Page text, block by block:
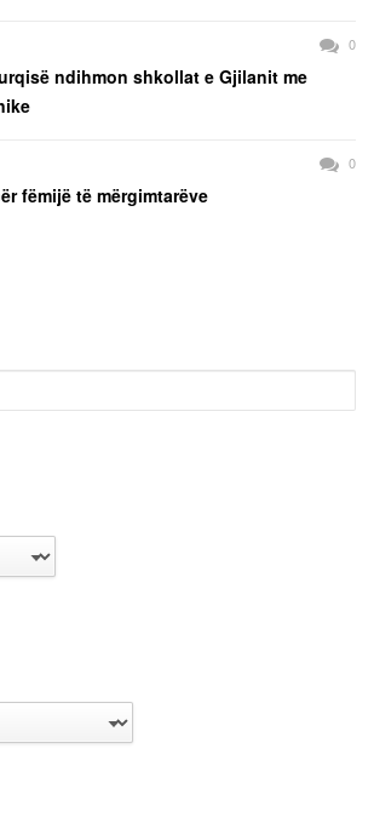
0
ndihmon shkollat e Gjilanit me
0
fëmijë të mërgimtarëve